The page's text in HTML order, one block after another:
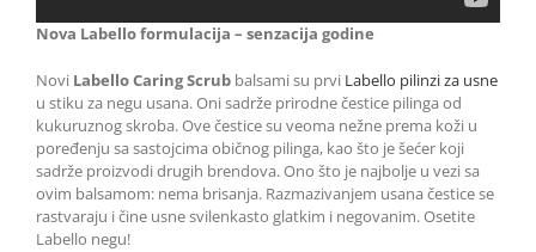
Nova Labello formulacija – senzacija godine
Novi Labello Caring Scrub balsami su prvi Labello pilinzi za usne
u stiku za negu usana. Oni sadrže prirodne čestice pilinga od
kukuruznog skroba. Ove čestice su veoma nežne prema koži u
poređenju sa sastojcima običnog pilinga, kao što je šećer koji
sadrže proizvodi drugih brendova. Ono što je najbolje u vezi sa
ovim balsamom: nema brisanja. Razmazivanjem usana čestice se
rastvaraju i čine usne svilenkasto glatkim i negovanim. Osetite
Labello negu!